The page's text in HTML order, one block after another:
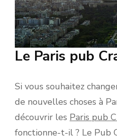
Le Paris pub
Si vous souhaitez
de nouvelles choses à
découvrir les Paris pub
fonctionne-t-il ? Le Pub